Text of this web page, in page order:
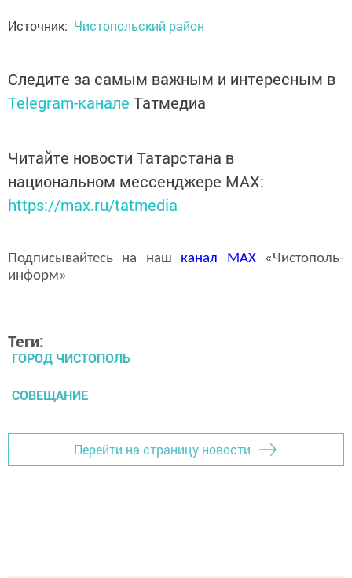
Источник: Чистопольский район
Следите за самым важным и интересным в
Telegram-канале Татмедиа
Читайте новости Татарстана в
национальном мессенджере MАХ:
https://max.ru/tatmedia
Подписывайтесь на наш канал MAX«Чистополь-
информ»
Теги:
ГОРОД ЧИСТОПОЛЬ
СОВЕЩАНИЕ
Перейти на страницу новости